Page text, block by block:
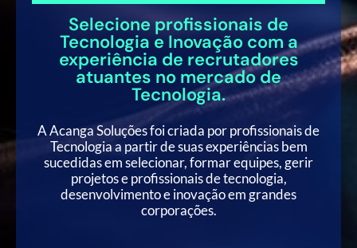
Selecione profissionais de
Tecnologia e Inovação com a
experiência de recrutadores
atuantes no mercado de
Tecnologia.
A Acanga Soluções foi criada por profissionais de
Tecnologia a partir de suas experiências bem
sucedidas em selecionar, formar equipes, gerir
projetos e profissionais de tecnologia,
desenvolvimento e inovação em grandes
corporações.